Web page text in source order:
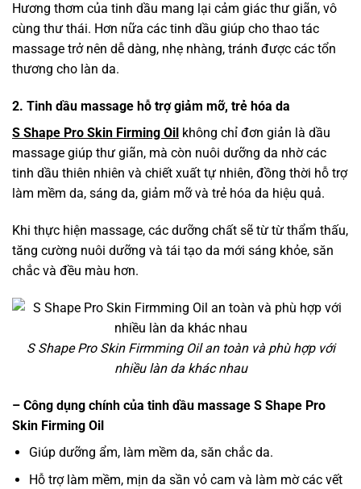
Hương thơm của tinh dầu mang lại cảm giác thư giãn, vô
cùng thư thái. Hơn nữa các tinh dầu giúp cho thao tác
massage trở nên dễ dàng, nhẹ nhàng, tránh được các tổn
thương cho làn da.
2. Tinh dầu massage hỗ trợ giảm mỡ, trẻ hóa da
S Shape Pro Skin Firming Oil không chỉ đơn giản là dầu
massage giúp thư giãn, mà còn nuôi dưỡng da nhờ các
tinh dầu thiên nhiên và chiết xuất tự nhiên, đồng thời hỗ trợ
làm mềm da, sáng da, giảm mỡ và trẻ hóa da hiệu quả.
Khi thực hiện massage, các dưỡng chất sẽ từ từ thẩm thấu,
tăng cường nuôi dưỡng và tái tạo da mới sáng khỏe, săn
chắc và đều màu hơn.
S Shape Pro Skin Firmming Oil an toàn và phù hợp với
nhiều làn da khác nhau
– Công dụng chính của tinh dầu massage S Shape Pro
Skin Firming Oil
Giúp dưỡng ẩm, làm mềm da, săn chắc da.
Hỗ trợ làm mềm, mịn da sần vỏ cam và làm mờ các vết